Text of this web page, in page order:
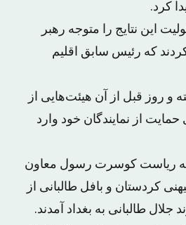
کرد.
این نتایج را متوجه رهبر
که رئیس سابق اقلیم
و روز قبل از آن هیئت‌هایی از
از نمایندگان خود وارد
به ریاست کوسرت رسول معاون
کردستان و بافل طالبانی از
جلال طالبانی به بغداد آمدند.